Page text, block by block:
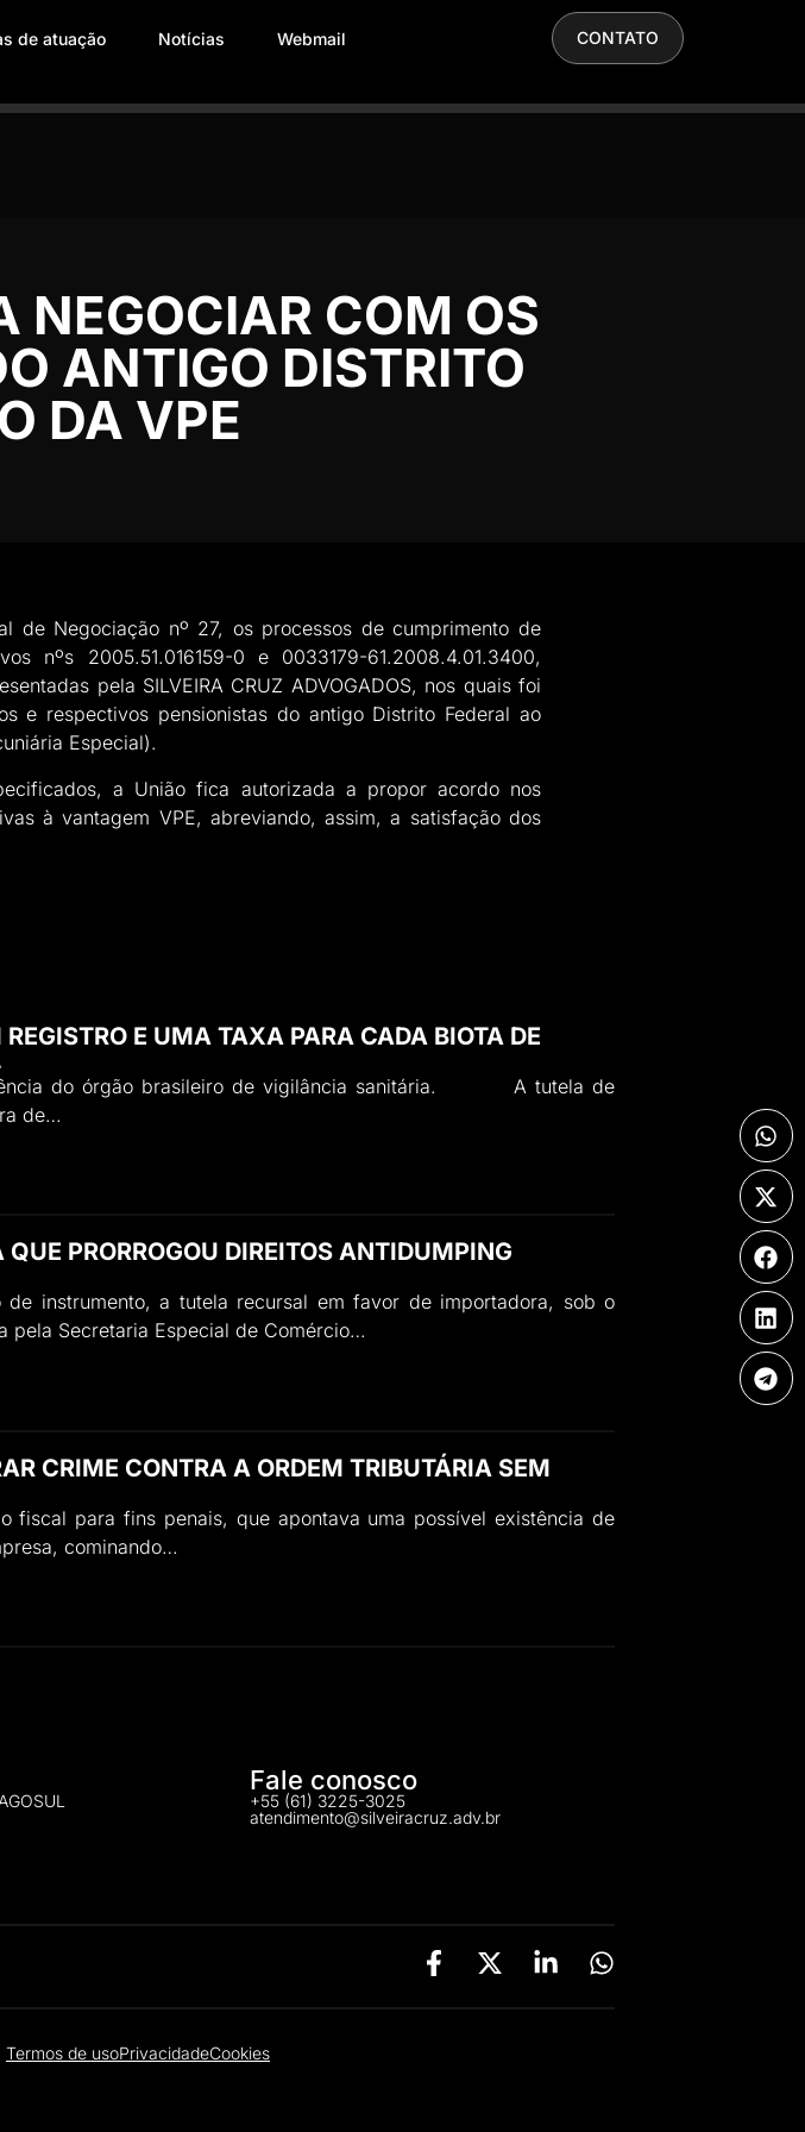
de atuação Notícias Webmail CONTATO
NEGOCIAR COM OS
ANTIGO DISTRITO
DA VPE
de Negociação nº 27, os processos de cumprimento de
nºs 2005.51.016159-0 e 0033179-61.2008.4.01.3400,
pela SILVEIRA CRUZ ADVOGADOS, nos quais foi
e respectivos pensionistas do antigo Distrito Federal ao
Especial).
a União fica autorizada a propor acordo nos
à vantagem VPE, abreviando, assim, a satisfação dos
E UMA TAXA PARA CADA BIOTA DE
do órgão brasileiro de vigilância sanitária. A tutela de
de…
PRORROGOU DIREITOS ANTIDUMPING
instrumento, a tutela recursal em favor de importadora, sob o
pela Secretaria Especial de Comércio…
CRIME CONTRA A ORDEM TRIBUTÁRIA SEM
para fins penais, que apontava uma possível existência de
cominando…
Fale conosco
+55 (61) 3225-3025
atendimento@silveiracruz.adv.br
Termos de usoPrivacidadeCookies